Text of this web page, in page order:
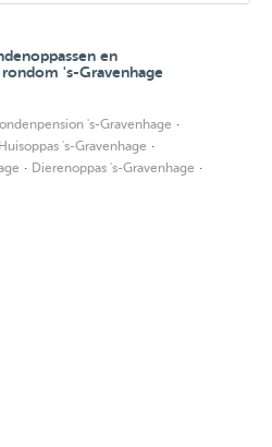
en
's-Gravenhage
's-Gravenhage ·
Huisoppas 's-Gravenhage ·
· Dierenoppas 's-Gravenhage ·